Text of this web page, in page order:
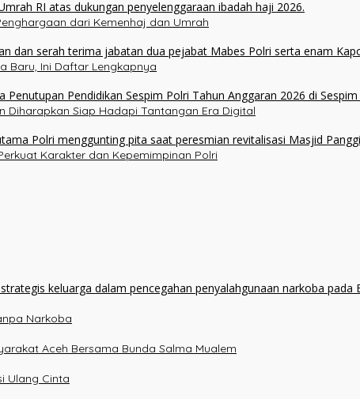
dari Kemenhaj dan Umrah
Baru, Ini Daftar Lengkapnya
Diharapkan Siap Hadapi Tantangan Era Digital
Karakter dan Kepemimpinan Polri
Narkoba
Aceh Bersama Bunda Salma Mualem
Ulang Cinta